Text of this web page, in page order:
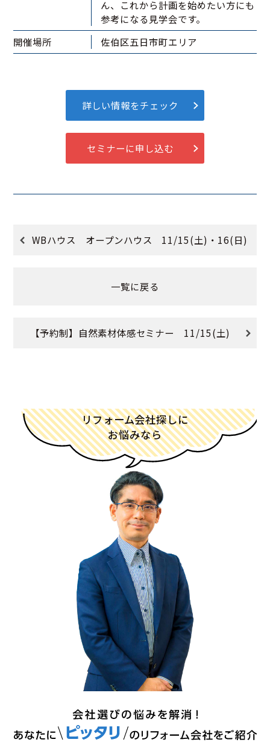
ん、これから計画を始めたい方にも
参考になる見学会です。
開催場所
佐伯区五日市町エリア
詳しい情報をチェック
セミナーに申し込む
WBハウス オープンハウス 11/15(土)・16(日)
一覧に戻る
【予約制】自然素材体感セミナー 11/15(土)
リフォーム会社探しに
お悩みなら